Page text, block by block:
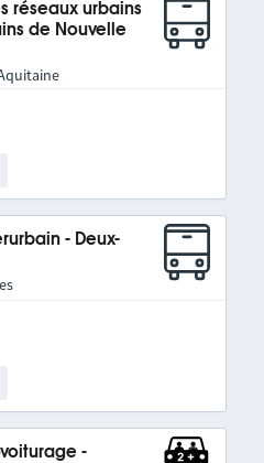
réseaux urbains
de Nouvelle
- Deux-
-